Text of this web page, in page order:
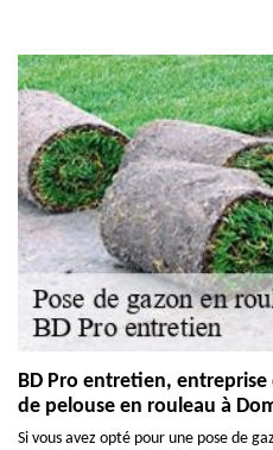
BD Pro entretien,
de pelouse en rouleau à
Si vous avez opté pour une pose de